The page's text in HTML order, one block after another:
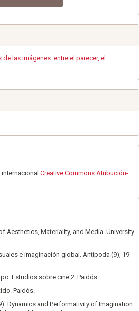
las imágenes: entre el parecer, el
internacionalCreative Commons Atribución-
Aesthetics, Materiality, and Media. University
e imaginación global. Antípoda (9), 19-
Estudios sobre cine 2. Paidós.
Paidós.
Dynamics and Performativity of Imagination.